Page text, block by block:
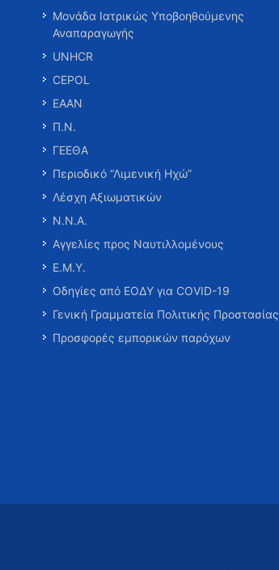
Μονάδα Ιατρικώς Υποβοηθούμενης
Αναπαραγωγής
UNHCR
CEPOL
ΕΑΑΝ
Π.Ν.
ΓΕΕΘΑ
Περιοδικό “Λιμενική Ηχώ”
Λέσχη Αξιωματικών
Ν.Ν.Α.
Αγγελίες προς Ναυτιλλομένους
Ε.Μ.Υ.
Οδηγίες από ΕΟΔΥ για COVID-19
Γενική Γραμματεία Πολιτικής Προστασίας
Προσφορές εμπορικών παρόχων